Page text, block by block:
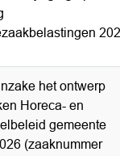
het ontwerp
Horeca- en
gemeente
(zaaknummer